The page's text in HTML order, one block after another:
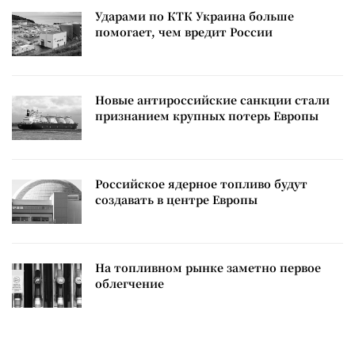
Ударами по КТК Украина больше
помогает, чем вредит России
Новые антироссийские санкции стали
признанием крупных потерь Европы
Российское ядерное топливо будут
создавать в центре Европы
На топливном рынке заметно первое
облегчение